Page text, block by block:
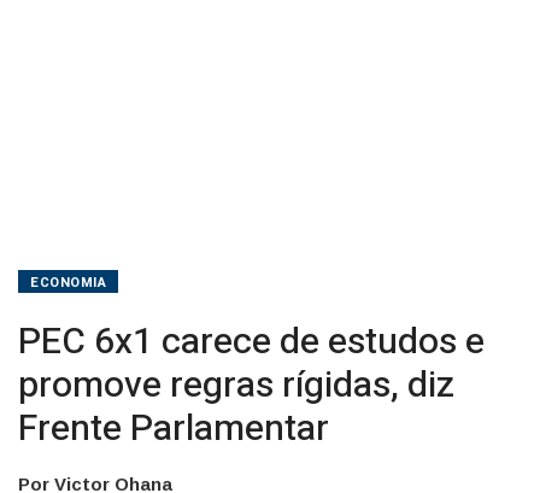
ECONOMIA
PEC 6x1 carece de estudos e
promove regras rígidas, diz
Frente Parlamentar
Por Victor Ohana